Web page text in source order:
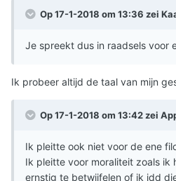
Op 17-1-2018 om 13:36 zei
Je spreekt dus in raadsels voor
Ik probeer altijd de taal van mijn
Op 17-1-2018 om 13:42 zei
Ik pleitte ook niet voor de ene
Ik pleitte voor moraliteit zoals ik
ernstig te betwijfelen of ik idd